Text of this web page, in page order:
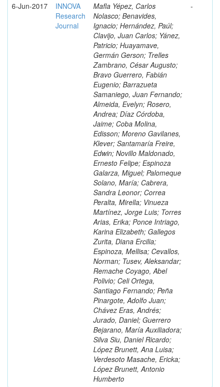
6-Jun-2017
INNOVA
Research
Journal
Mafla Yépez, Carlos
Nolasco; Benavides,
Ignacio; Hernández, Paúl;
Clavijo, Juan Carlos; Yánez,
Patricio; Huayamave,
Germán Gerson; Trelles
Zambrano, César Augusto;
Bravo Guerrero, Fabián
Eugenio; Barrazueta
Samaniego, Juan Fernando;
Almeida, Evelyn; Rosero,
Andrea; Díaz Córdoba,
Jaime; Coba Molina,
Edisson; Moreno Gavilanes,
Klever; Santamaría Freire,
Edwin; Novillo Maldonado,
Ernesto Felipe; Espinoza
Galarza, Miguel; Palomeque
Solano, María; Cabrera,
Sandra Leonor; Correa
Peralta, Mirella; Vinueza
Martínez, Jorge Luis; Torres
Arias, Erika; Ponce Intriago,
Karina Elizabeth; Gallegos
Zurita, Diana Ercilia;
Espinoza, Mellisa; Cevallos,
Norman; Tusev, Aleksandar;
Remache Coyago, Abel
Polivio; Celi Ortega,
Santiago Fernando; Peña
Pinargote, Adolfo Juan;
Chávez Eras, Andrés;
Jurado, Daniel; Guerrero
Bejarano, María Auxiliadora;
Silva Siu, Daniel Ricardo;
López Brunett, Ana Luisa;
Verdesoto Masache, Ericka;
López Brunett, Antonio
Humberto
-